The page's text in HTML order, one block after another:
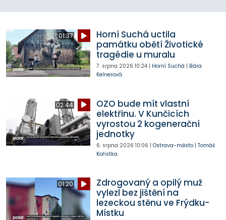
01:37
Horní Suchá uctila
památku obětí Životické
tragédie u muralu
7. srpna 2026 10:24| Horní Suchá | Bára
Kelnerová
02:44
OZO bude mít vlastní
elektřinu. V Kunčicích
vyrostou 2 kogenerační
jednotky
6. srpna 2026 10:06 | Ostrava-město| Tomáš
Kořistka
01:20
Zdrogovaný a opilý muž
vylezl bez jištění na
lezeckou stěnu ve Frýdku-
Místku